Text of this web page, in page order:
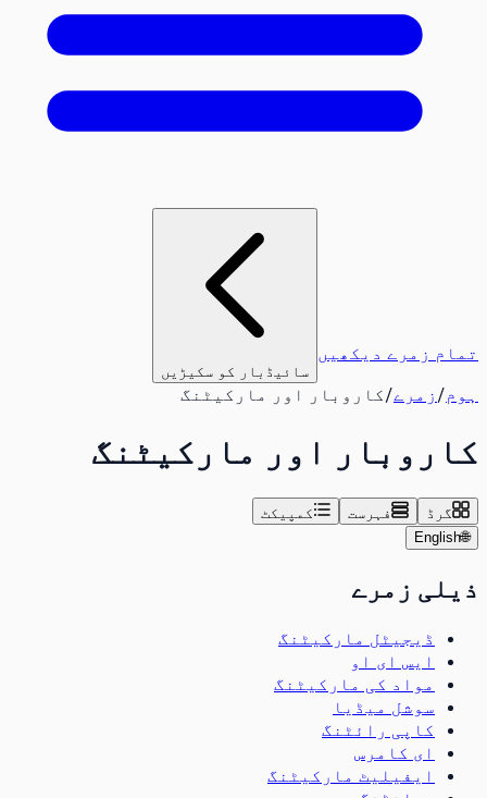
تمام زمرے دیکھیں
سائیڈبار کو سکیڑیں
ہوم /زمرے/کاروبار اور مارکیٹنگ
کاروبار اور مارکیٹنگ
گرڈ فہرست کمپیکٹ
🌐
English
ذیلی زمرے
ڈیجیٹل مارکیٹنگ
ایس ای او
مواد کی مارکیٹنگ
سوشل میڈیا
کاپی رائٹنگ
ای کامرس
ایفیلیٹ مارکیٹنگ